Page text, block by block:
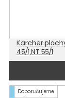
Kärcher
45/1,NT 55/1
Doporučujeme